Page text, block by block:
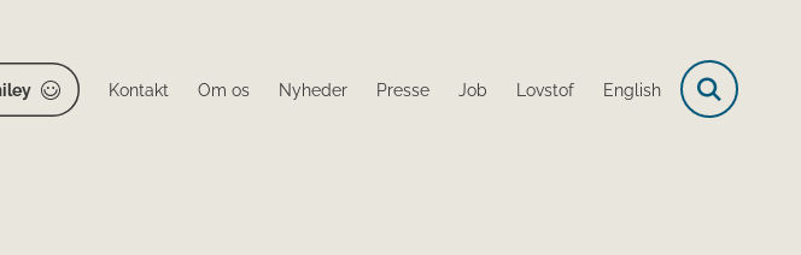
Kontakt Om os Nyheder Presse Job Lovstof English